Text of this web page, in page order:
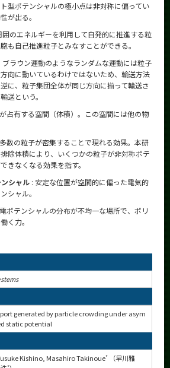
型ポテンシャルの極小点は非対称に偏ってい
が出る。
囲のエネルギーを利用して自発的に推進する粒
も自己推進粒子とみなすことができる。
: ブラウン運動のようなランダムな運動には粒子
向に動いているわけではないため、輸送方法
に、粒子集団全体が同じ方向に揃って輸送さ
送という。
占有する空間（体積）。この空間には他の物
数の粒子が密集することで現れる効果。本研
除体積により、いくつかの粒子が非対称ポテ
きなくなる効果を指す。
シャル : 安定な位置が空間的に偏った電気的
シャル。
ポテンシャルの分布が不均一な場所で、ポリ
く力。
generated by particle crowding under asym
static potential
Kishino, Masahiro Takinoue*
（早川雅